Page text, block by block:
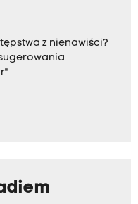
z nienawiści?